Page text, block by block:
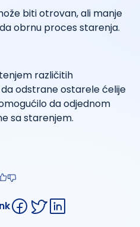
biti otrovan, ali manje
obrnu proces starenja.
različitih
odstrane ostarele ćelije
da odjednom
sa starenjem.